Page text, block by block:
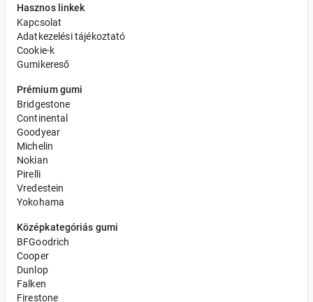
Hasznos linkek
Kapcsolat
Adatkezelési tájékoztató
Cookie-k
Gumikereső
Prémium gumi
Bridgestone
Continental
Goodyear
Michelin
Nokian
Pirelli
Vredestein
Yokohama
Középkategóriás gumi
BFGoodrich
Cooper
Dunlop
Falken
Firestone